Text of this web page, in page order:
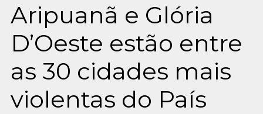
Aripuanã e Glória
D’Oeste estão entre
as 30 cidades mais
violentas do País